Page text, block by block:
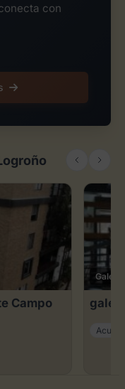
con
Campo
Galería